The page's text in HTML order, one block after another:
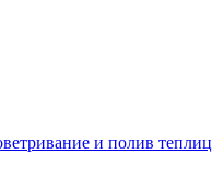
и полив теплиц